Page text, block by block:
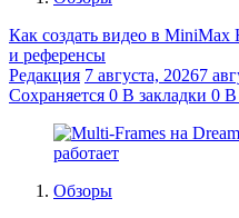
Как создать видео в
и референсы
Редакция 7 августа, 20267
Сохраняется 0 В закладки 0 В
Обзоры